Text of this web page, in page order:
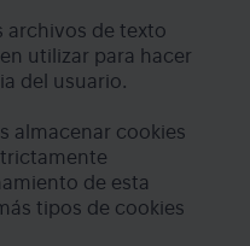
archivos de texto
utilizar para hacer
del usuario.
almacenar cookies
de esta
tipos de cookies